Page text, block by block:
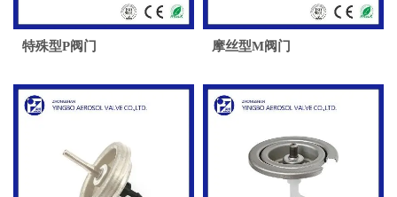
特殊型P阀门 摩丝型M阀门